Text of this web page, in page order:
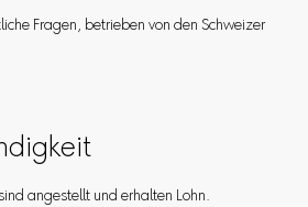
Fragen, betrieben von den Schweizer
angestellt und erhalten Lohn.